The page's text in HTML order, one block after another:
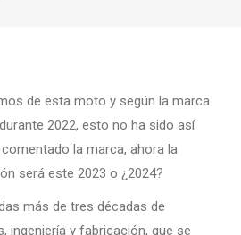
de esta moto y según la marca
2022, esto no ha sido así
la marca, ahora la
será este 2023 o ¿2024?
más de tres décadas de
ingeniería y fabricación, que se